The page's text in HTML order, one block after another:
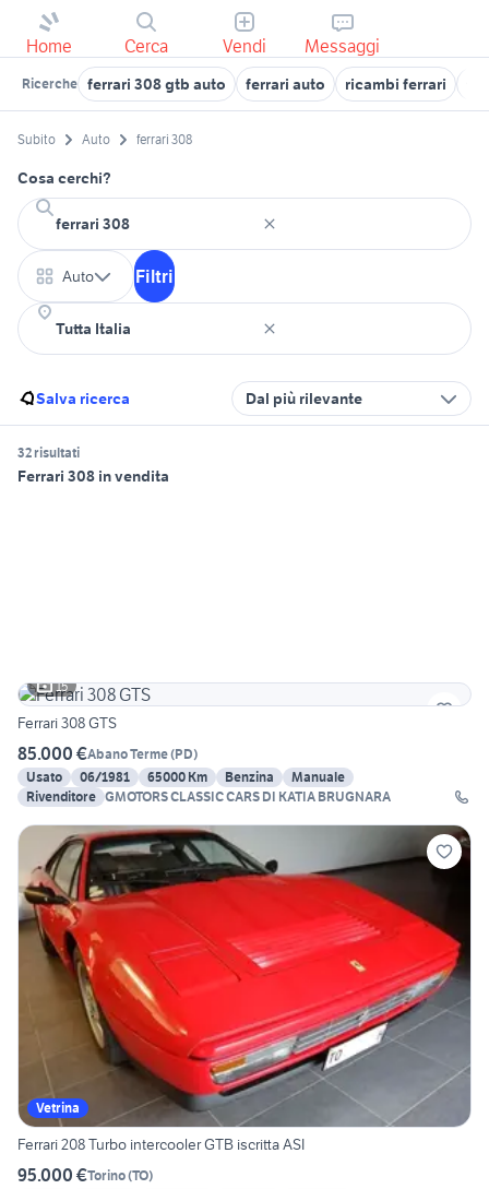
Home Cerca Vendi Messaggi
Ricerche ferrari 308 gtb auto ferrari auto ricambi ferrari
Subito Auto ferrari 308
Cosa cerchi?
Auto Filtri
Salva ricerca Dal più rilevante
32 risultati
Ferrari 308 in vendita
15
Ferrari 308 GTS
85.000 €Abano Terme(PD)
Usato
06/1981 65000 Km Benzina
Manuale
Rivenditore GMOTORS CLASSIC CARS DI KATIA BRUGNARA
Vetrina
Ferrari 208 Turbo intercooler GTB iscritta ASI
95.000 €Torino(TO)